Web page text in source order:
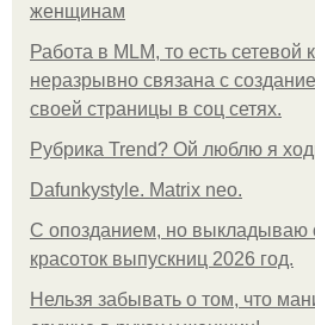
женщинам
Работа в MLM, то есть сетевой
неразрывно связана с
своей страницы в соц сетях.
Рубрика Trend? Ой люблю я
Dafunkystyle. Matrix neo.
С опозданием, но выкладываю
красоток выпускниц 2026 год.
Нельзя забывать о том, что